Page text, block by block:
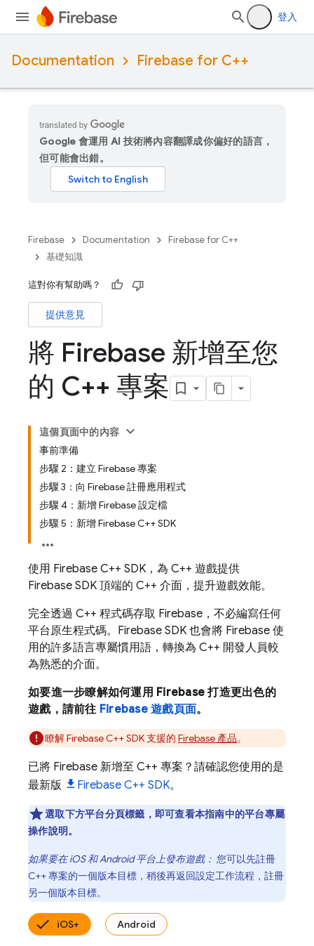
登入
Documentation Firebase for C++
Google 會運用 AI 技術將內容翻譯成你偏好的語言，
但可能會出錯。
Firebase Documentation
Firebase for C++
基礎知識
這對你有幫助嗎？
提供意見
將 Firebase 新增至您
的 C++ 專案
這個頁面中的內容
事前準備
步驟 2：建立 Firebase 專案
步驟 3：向 Firebase 註冊應用程式
步驟 4：新增 Firebase 設定檔
步驟 5：新增 Firebase C++ SDK
使用 Firebase C++ SDK，為 C++ 遊戲提供
Firebase SDK 頂端的 C++ 介面，提升遊戲效能。
完全透過 C++ 程式碼存取 Firebase，不必編寫任何
平台原生程式碼。Firebase SDK 也會將 Firebase 使
用的許多語言專屬慣用語，轉換為 C++ 開發人員較
為熟悉的介面。
如要進一步瞭解如何運用 Firebase 打造更出色的
遊戲，請前往 Firebase 遊戲頁面。
瞭解FirebaseC++SDK 支援的 Firebase 產品。
已將 Firebase 新增至 C++ 專案？請確認您使用的是
最新版
Firebase C++ SDK。
選取下方平台分頁標籤，即可查看本指南中的平台專屬
操作說明。
如果要在 iOS 和 Android 平台上發布遊戲： 您可以先註冊
C++ 專案的一個版本目標，稍後再返回設定工作流程，註冊
另一個版本目標。
iOS+ Android